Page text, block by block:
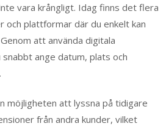
vara krångligt. Idag finns det flera
och plattformar där du enkelt kan
att använda digitala
ange datum, plats och
möjligheten att lyssna på tidigare
från andra kunder, vilket